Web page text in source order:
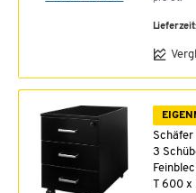
Schäfer
3
T 600 x